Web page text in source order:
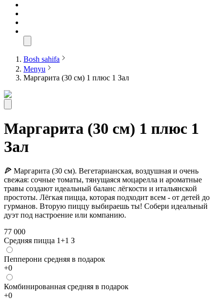
Bosh sahifa
Menyu
Маргарита (30 см) 1 плюс 1 Зал
Маргарита (30 см) 1 плюс 1
Зал
🍕 Маргарита (30 см). Вегетарианская, воздушная и очень
свежая: сочные томаты, тянущаяся моцарелла и ароматные
травы создают идеальный баланс лёгкости и итальянской
простоты. Лёгкая пицца, которая подходит всем - от детей до
гурманов. Вторую пиццу выбираешь ты! Собери идеальный
дуэт под настроение или компанию.
77 000
Средняя пицца 1+1 З
Пепперони средняя в подарок
+0
Комбинированная средняя в подарок
+0